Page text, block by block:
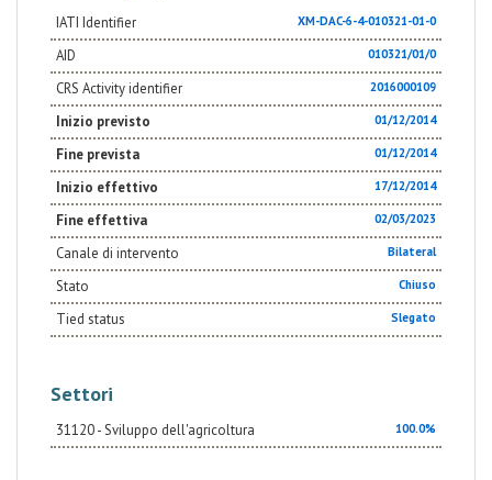
IATI Identifier XM-DAC-6-4-010321-01-0
AID 010321/01/0
CRS Activity identifier 2016000109
Inizio previsto 01/12/2014
Fine prevista 01/12/2014
Inizio effettivo 17/12/2014
Fine effettiva 02/03/2023
Canale di intervento Bilateral
Stato Chiuso
Tied status Slegato
Settori
31120 - Sviluppo dell'agricoltura 100.0%